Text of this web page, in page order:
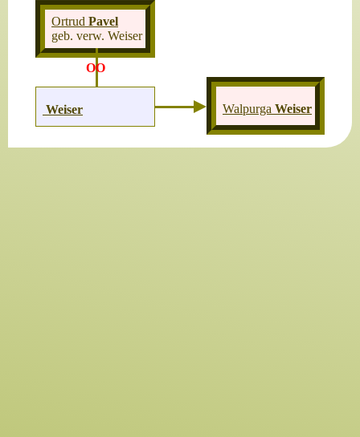
Ortrud Pavel
geb. verw. Weiser
OO
Weiser Walpurga Weiser